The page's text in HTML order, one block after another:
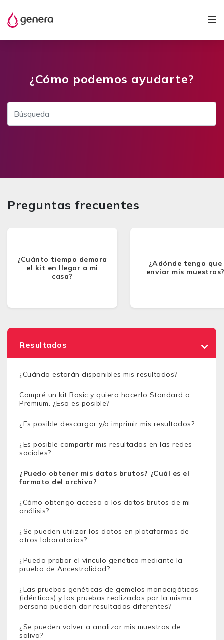
¿Cómo podemos ayudarte?
Preguntas frecuentes
¿Cuánto tiempo demora
el kit en llegar a mi
casa?
¿Adónde tengo que
enviar mis
Resultados
¿Cuándo estarán disponibles mis resultados?
Compré un kit Basic y quiero hacerlo Standard o
Premium. ¿Eso es posible?
¿Es posible descargar y/o imprimir mis resultados?
¿Es posible compartir mis resultados en las redes
sociales?
¿Puedo obtener mis datos brutos? ¿Cuál es el
formato del archivo?
¿Cómo obtengo acceso a los datos brutos de mi
análisis?
¿Se pueden utilizar los datos en plataformas de
otros laboratorios?
¿Puedo probar el vínculo genético mediante la
prueba de Ancestralidad?
¿Las pruebas genéticas de gemelos monocigóticos
(idénticos) y las pruebas realizadas por la misma
persona pueden dar resultados diferentes?
¿Se pueden volver a analizar mis muestras de
saliva?